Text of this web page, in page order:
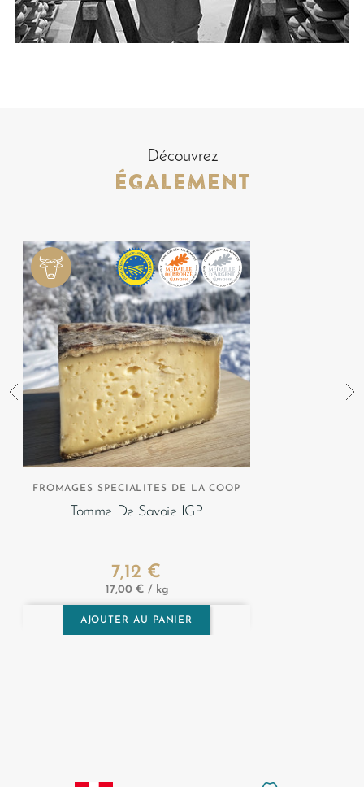
Découvrez
ÉGALEMENT
FROMAGES SPECIALITES DE LA COOP
Tomme De Savoie IGP
Prix
7,12 €
17,00 € / kg
AJOUTER AU PANIER